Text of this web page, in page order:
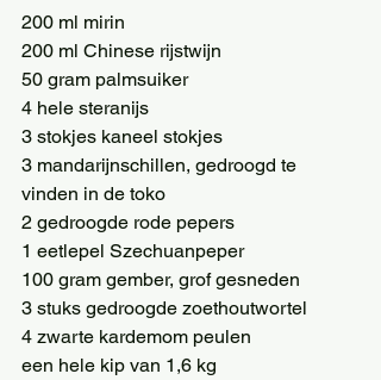
200 ml mirin
200 ml Chinese rijstwijn
50 gram palmsuiker
4 hele steranijs
3 stokjes kaneel stokjes
3 mandarijnschillen, gedroogd te
vinden in de toko
2 gedroogde rode pepers
1 eetlepel Szechuanpeper
100 gram gember, grof gesneden
3 stuks gedroogde zoethoutwortel
4 zwarte kardemom peulen
een hele kip van 1,6 kg